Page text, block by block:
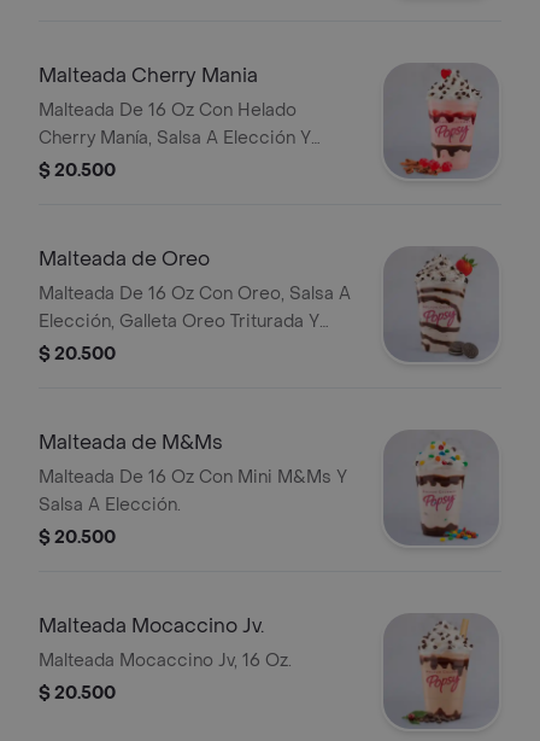
Malteada Cherry Mania
Malteada De 16 Oz Con Helado
Cherry Manía, Salsa A Elección Y
Chips De Chocolate.
$ 20.500
Malteada de Oreo
Malteada De 16 Oz Con Oreo, Salsa A
Elección, Galleta Oreo Triturada Y
Fresa Natural.
$ 20.500
Malteada de M&Ms
Malteada De 16 Oz Con Mini M&Ms Y
Salsa A Elección.
$ 20.500
Malteada Mocaccino Jv.
Malteada Mocaccino Jv, 16 Oz.
$ 20.500